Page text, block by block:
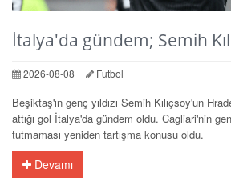
İtalya'da gündem; Semih
2026-08-08 Futbol
Beşiktaş'ın genç yıldızı Semih Kılıçsoy'un
attığı gol İtalya'da gündem oldu. Cagliari'nin
tutmaması yeniden tartışma konusu oldu.
Devamı